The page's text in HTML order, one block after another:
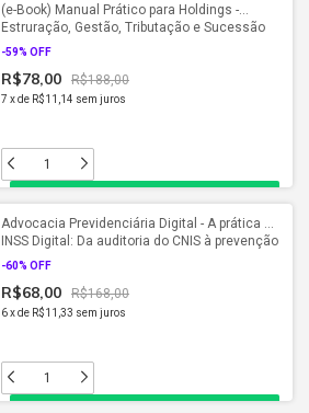
(e-Book) Manual Prático para Holdings -
Estruração, Gestão, Tributação e Sucessão
Nacional e Internacional (2026)
-59% OFF
R$78,00 R$188,00
7 xde R$11,14 sem juros
Advocacia Previdenciária Digital - A prática no
INSS Digital: Da auditoria do CNIS à prevenção
do indeferimento (2026)
-60% OFF
R$68,00 R$168,00
6xde R$11,33 sem juros